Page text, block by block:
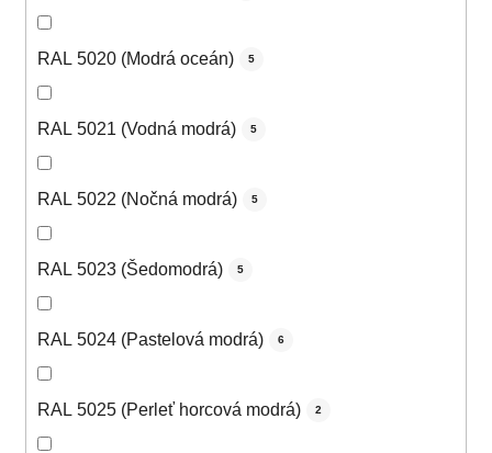
RAL 5020 (Modrá oceán) 5
RAL 5021 (Vodná modrá) 5
RAL 5022 (Nočná modrá) 5
RAL 5023 (Šedomodrá) 5
RAL 5024 (Pastelová modrá) 6
RAL 5025 (Perleť horcová modrá) 2